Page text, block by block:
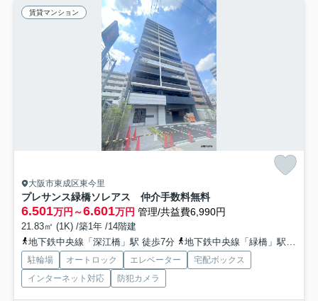
賃貸マンション
大阪市東成区東今里
プレサンス緑橋ソレアス 仲介手数料無料
6.501万円～6.601万円 管理/共益費6,990円
21.83㎡ (1K) /築1年 /14階建
地下鉄中央線「深江橋」駅 徒歩7分
地下鉄中央線「緑橋」駅 徒歩8分
駐輪場 オートロック エレベーター
宅配ボックス
インターネット対応
防犯カメラ